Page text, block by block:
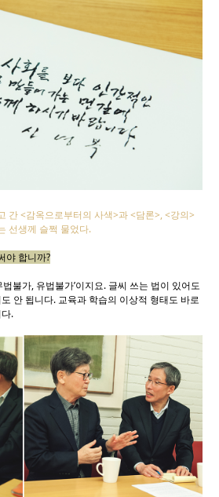
간 <감옥으로부터의 사색>과 <담론>, <강의>
선생께 슬쩍 물었다.
야 합니까?
불가, 유법불가’이지요. 글씨 쓰는 법이 있어도
안 됩니다. 교육과 학습의 이상적 형태도 바로
.